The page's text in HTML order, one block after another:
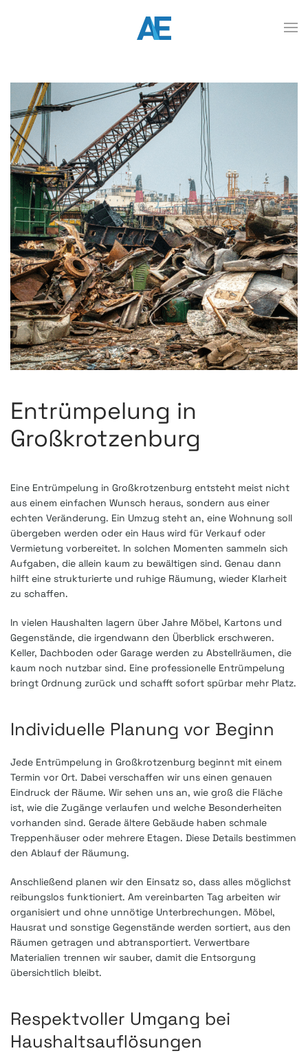
Entrümpelung in
Großkrotzenburg
Eine Entrümpelung in Großkrotzenburg entsteht meist nicht
aus einem einfachen Wunsch heraus, sondern aus einer
echten Veränderung. Ein Umzug steht an, eine Wohnung soll
übergeben werden oder ein Haus wird für Verkauf oder
Vermietung vorbereitet. In solchen Momenten sammeln sich
Aufgaben, die allein kaum zu bewältigen sind. Genau dann
hilft eine strukturierte und ruhige Räumung, wieder Klarheit
zu schaffen.
In vielen Haushalten lagern über Jahre Möbel, Kartons und
Gegenstände, die irgendwann den Überblick erschweren.
Keller, Dachboden oder Garage werden zu Abstellräumen, die
kaum noch nutzbar sind. Eine professionelle Entrümpelung
bringt Ordnung zurück und schafft sofort spürbar mehr Platz.
Individuelle Planung vor Beginn
Jede Entrümpelung in Großkrotzenburg beginnt mit einem
Termin vor Ort. Dabei verschaffen wir uns einen genauen
Eindruck der Räume. Wir sehen uns an, wie groß die Fläche
ist, wie die Zugänge verlaufen und welche Besonderheiten
vorhanden sind. Gerade ältere Gebäude haben schmale
Treppenhäuser oder mehrere Etagen. Diese Details bestimmen
den Ablauf der Räumung.
Anschließend planen wir den Einsatz so, dass alles möglichst
reibungslos funktioniert. Am vereinbarten Tag arbeiten wir
organisiert und ohne unnötige Unterbrechungen. Möbel,
Hausrat und sonstige Gegenstände werden sortiert, aus den
Räumen getragen und abtransportiert. Verwertbare
Materialien trennen wir sauber, damit die Entsorgung
übersichtlich bleibt.
Respektvoller Umgang bei
Haushaltsauflösungen